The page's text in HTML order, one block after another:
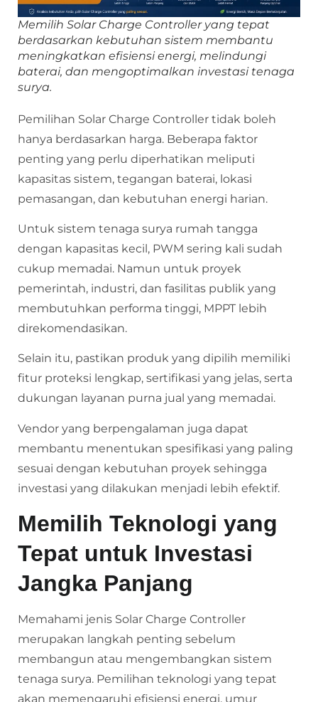
Memilih Solar Charge Controller yang tepat
berdasarkan kebutuhan sistem membantu
meningkatkan efisiensi energi, melindungi
baterai, dan mengoptimalkan investasi tenaga
surya.
Pemilihan Solar Charge Controller tidak boleh
hanya berdasarkan harga. Beberapa faktor
penting yang perlu diperhatikan meliputi
kapasitas sistem, tegangan baterai, lokasi
pemasangan, dan kebutuhan energi harian.
Untuk sistem tenaga surya rumah tangga
dengan kapasitas kecil, PWM sering kali sudah
cukup memadai. Namun untuk proyek
pemerintah, industri, dan fasilitas publik yang
membutuhkan performa tinggi, MPPT lebih
direkomendasikan.
Selain itu, pastikan produk yang dipilih memiliki
fitur proteksi lengkap, sertifikasi yang jelas, serta
dukungan layanan purna jual yang memadai.
Vendor yang berpengalaman juga dapat
membantu menentukan spesifikasi yang paling
sesuai dengan kebutuhan proyek sehingga
investasi yang dilakukan menjadi lebih efektif.
Memilih Teknologi yang
Tepat untuk Investasi
Jangka Panjang
Memahami jenis Solar Charge Controller
merupakan langkah penting sebelum
membangun atau mengembangkan sistem
tenaga surya. Pemilihan teknologi yang tepat
akan memengaruhi efisiensi energi, umur